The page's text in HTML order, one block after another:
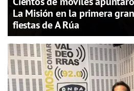
La Misión en la primera
fiestas de A Rúa